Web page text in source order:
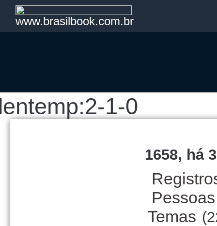
www.brasilbook.com.br
1-0
1658, há
Pessoas
Temas